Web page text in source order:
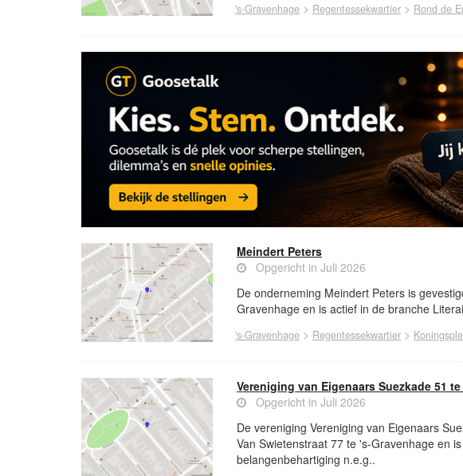
's-Gravenhage > Regentessekwartier > Rond de
Meindert Peters
Opgericht in Juli 2026
De onderneming Meindert Peters is
Gravenhage en is actief in de branche
's-Gravenhage > Regentessekwartier >
Vereniging van Eigenaars Suezkade 51
Opgericht in Juli 2026
De vereniging Vereniging van Eigenaars
Van Swietenstraat 77 te 's-Gravenhage en
belangenbehartiging n.e.g..